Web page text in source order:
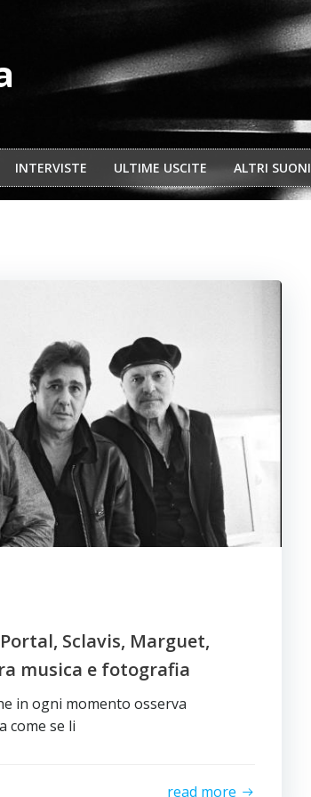
INTERVISTE ULTIME USCITE ALTRI SUONI
Sclavis, Marguet,
musica e fotografia
in ogni momento osserva
come se li
read more